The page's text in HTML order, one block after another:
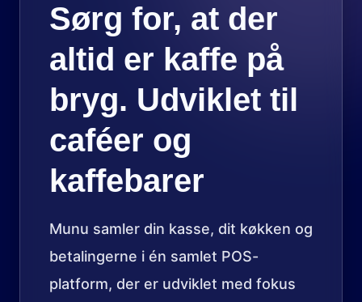
Sørg for, at der
altid er kaffe på
bryg. Udviklet til
caféer og
kaffebarer
Munu samler din kasse, dit køkken og
betalingerne i én samlet POS-
platform, der er udviklet med fokus